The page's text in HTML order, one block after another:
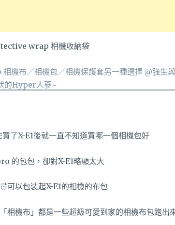
wrap 相機收納袋
了X-E1後就一直不知道買哪一個相機包好
的包包，卻對X-E1略顯太大
可以包裝起X-E1的相機的布包
相機布」都是一些超級可愛到家的相機布包跑出